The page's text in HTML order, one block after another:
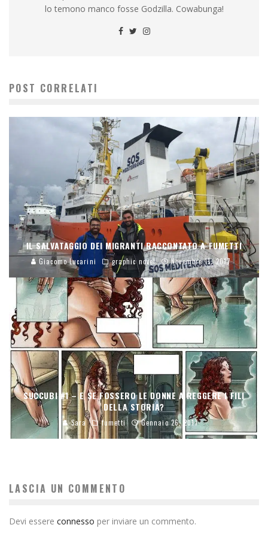
lo temono manco fosse Godzilla. Cowabunga!
POST CORRELATI
IL SALVATAGGIO DEI MIGRANTI RACCONTATO A FUMETTI
Giacomo Lucarini graphic novel Novembre 11, 2017
SUCCUBI #1 – E SE FOSSERO LE DONNE A REGGERE I FILI
DELLA STORIA?
Sara fumetti Gennaio 26, 2017
LASCIA UN COMMENTO
Devi essere connesso per inviare un commento.